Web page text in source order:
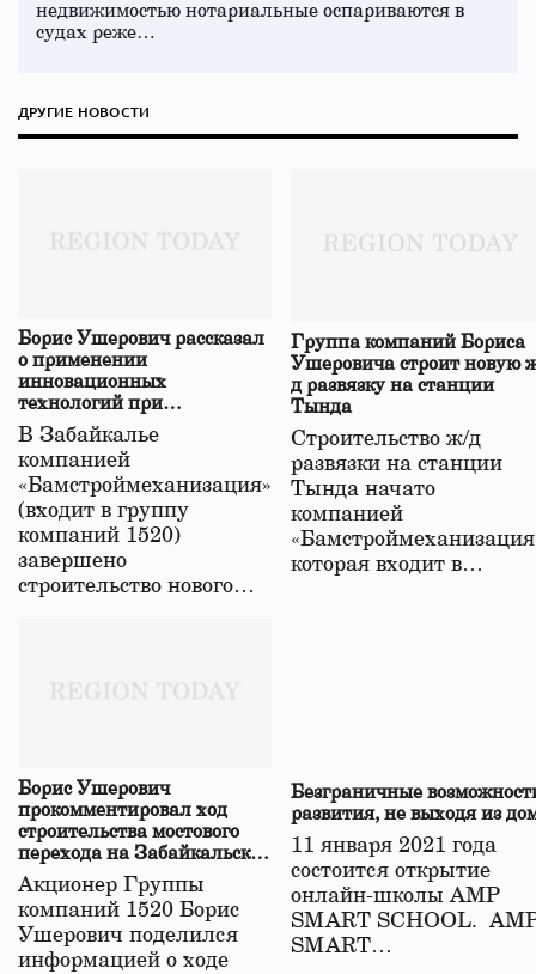
недвижимостью нотариальные оспариваются в
судах реже…
ДРУГИЕ НОВОСТИ
Борис Ушерович рассказал
о применении
инновационных
технологий при
строительстве нового моста
в Забайкалье
В Забайкалье
компанией
«Бамстроймеханизация»
(входит в группу
компаний 1520)
завершено
строительство нового…
Группа компаний Бориса
Ушеровича строит новую
д развязку на станции
Тында
Строительство ж/д
развязки на станции
Тында начато
компанией
которая входит в…
Борис Ушерович
прокомментировал ход
строительства мостового
перехода на Забайкальской
железной дороге
Акционер Группы
компаний 1520 Борис
Ушерович поделился
информацией о ходе
Безграничные
развития, не выходя из
11 января 2021 года
состоится открытие
онлайн-школы АМР
SMART SCHOOL.
SMART…